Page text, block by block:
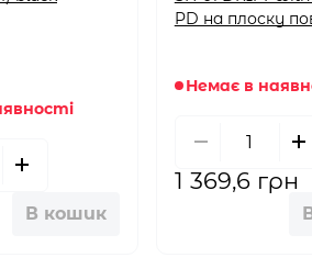
В кошик
PD на плоску
Немає в
1 369,6 грн